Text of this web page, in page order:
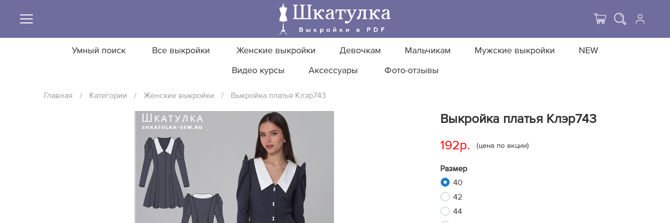
Умный поиск Все выкройки Женские выкройки Девочкам Мальчикам Мужские выкройки NEW
Видео курсы Аксессуары Фото-отзывы
Главная / Категории / Женские выкройки / Выкройка платья Клэр743
Выкройка платья Клэр743
192р. (цена по акции)
Размер
40
42
44